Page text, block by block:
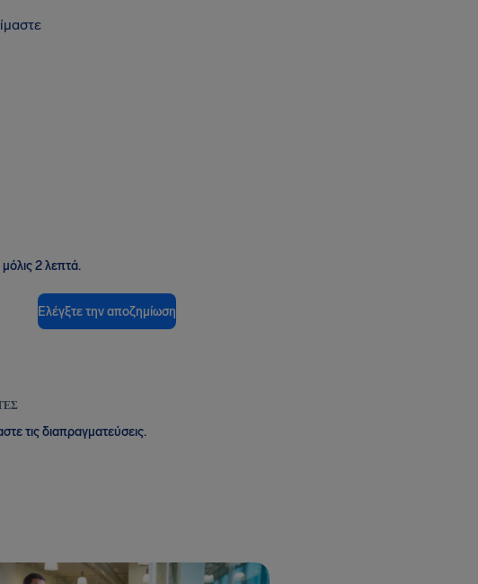
μόλις 2 λεπτά.
Ελέγξτε την αποζημίωση
τις διαπραγματεύσεις.